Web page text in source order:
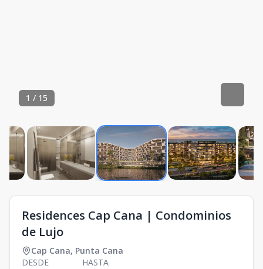
1 / 15
Residences Cap Cana | Condominios
de Lujo
Cap Cana, Punta Cana
DESDE
HASTA